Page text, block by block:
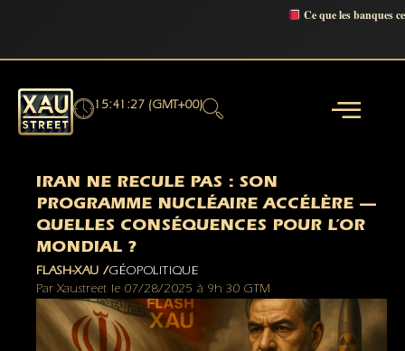
Ce que les banques
15:41:28 (GMT+00)
IRAN NE RECULE PAS : SON
PROGRAMME NUCLÉAIRE ACCÉLÈRE —
QUELLES CONSÉQUENCES POUR L’OR
MONDIAL ?
FLASH-XAU /GÉOPOLITIQUE
Par Xaustreet le 07/28/2025 à 9h 30 GTM